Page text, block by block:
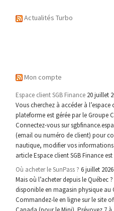
Actualités Turbo
Mon compte
Espace client SGB Finance 20 juillet
Vous cherchez à accéder à l’espace
plateforme est gérée par le Groupe
Connectez-vous sur
(email ou numéro de client) pour
nautique, modifier vos
article Espace client SGB Finance
Où acheter le SunPass ? 6 juillet 2026
Mais où l’acheter depuis le Québec
disponible en magasin physique au
Commandez-le en ligne sur le site